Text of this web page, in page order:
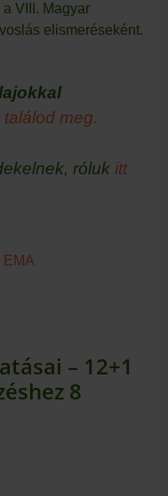
VIII. Magyar
elismeréseként.
meg.
róluk itt
EMA
– 12+1
8